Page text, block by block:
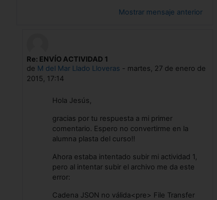
Mostrar mensaje anterior
En respuesta a Jesus Muyor Rodriguez
Re: ENVÍO ACTIVIDAD 1
de M del Mar Llado Lloveras - martes, 27 de enero de
2015, 17:14
Hola Jesús,
gracias por tu respuesta a mi primer
comentario. Espero no convertirme en la
alumna plasta del curso!!
Ahora estaba intentado subir mi actividad 1,
pero al intentar subir el archivo me da este
error:
Cadena JSON no válida<pre> File Transfer